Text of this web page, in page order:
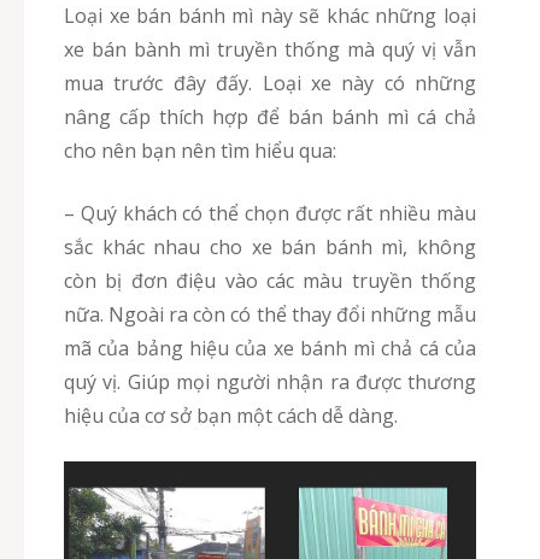
Loại xe bán bánh mì này sẽ khác những loại
xe bán bành mì truyền thống mà quý vị vẫn
mua trước đây đấy. Loại xe này có những
nâng cấp thích hợp để bán bánh mì cá chả
cho nên bạn nên tìm hiểu qua:
– Quý khách có thể chọn được rất nhiều màu
sắc khác nhau cho xe bán bánh mì, không
còn bị đơn điệu vào các màu truyền thống
nữa. Ngoài ra còn có thể thay đổi những mẫu
mã của bảng hiệu của xe bánh mì chả cá của
quý vị. Giúp mọi người nhận ra được thương
hiệu của cơ sở bạn một cách dễ dàng.